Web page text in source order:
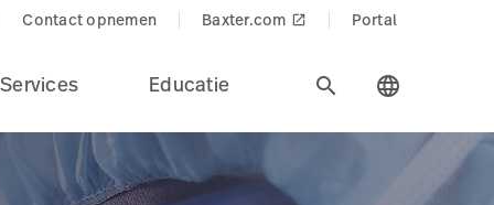
Contact opnemen Baxter.com launch Portal
Services Educatie search language